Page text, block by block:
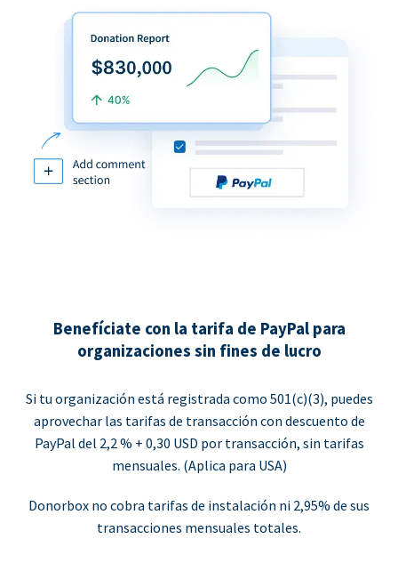
Benefíciate con la tarifa de PayPal para
organizaciones sin fines de lucro
Si tu organización está registrada como 501(c)(3), puedes
aprovechar las tarifas de transacción con descuento de
PayPal del 2,2 % + 0,30 USD por transacción, sin tarifas
mensuales. (Aplica para USA)
Donorbox no cobra tarifas de instalación ni 2,95% de sus
transacciones mensuales totales.